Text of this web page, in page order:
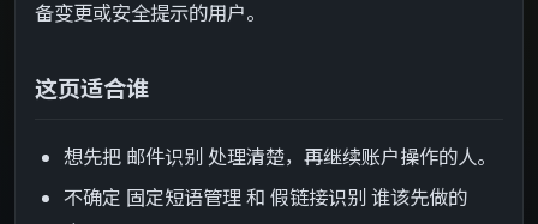
备变更或安全提示的用户。
这页适合谁
想先把 邮件识别 处理清楚，再继续账户操作的人。
不确定 固定短语管理 和 假链接识别 谁该先做的